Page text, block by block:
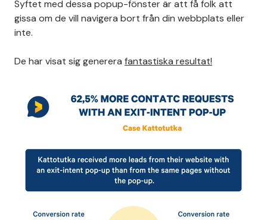
Syftet med dessa popup-fönster är att få folk att
gissa om de vill navigera bort från din webbplats eller
inte.
De har visat sig generera fantastiska resultat!